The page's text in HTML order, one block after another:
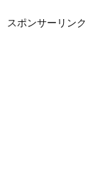
スポンサーリンク